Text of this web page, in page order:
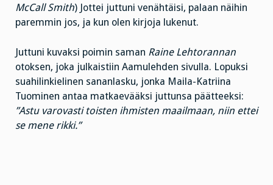
McCall Smith) Jottei juttuni venähtäisi, palaan näihin
paremmin jos, ja kun olen kirjoja lukenut.
Juttuni kuvaksi poimin saman Raine Lehtorannan
otoksen, joka julkaistiin Aamulehden sivulla. Lopuksi
suahilinkielinen sananlasku, jonka Maila-Katriina
Tuominen antaa matkaevääksi juttunsa päätteeksi:
”Astu varovasti toisten ihmisten maailmaan, niin ettei
se mene rikki.”